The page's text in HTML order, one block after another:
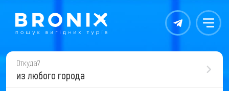
Контакты Меню
Откуда?
из любого города